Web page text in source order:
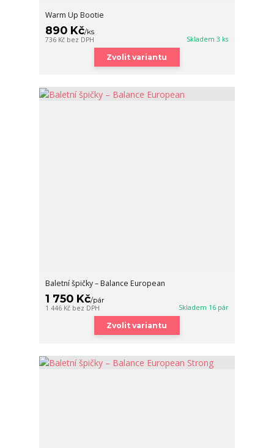
Warm Up Bootie
890 Kč/ks
736 Kč bez DPH Skladem 3 ks
Zvolit variantu
Baletní špičky – Balance European
1 750 Kč/pár
1 446 Kč bez DPH Skladem 16 pár
Zvolit variantu